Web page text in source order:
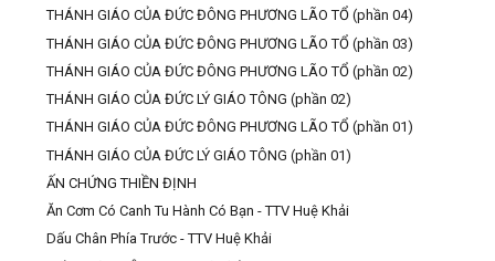
THÁNH GIÁO CỦA ĐỨC ĐÔNG PHƯƠNG LÃO TỔ (phần 04)
THÁNH GIÁO CỦA ĐỨC ĐÔNG PHƯƠNG LÃO TỔ (phần 03)
THÁNH GIÁO CỦA ĐỨC ĐÔNG PHƯƠNG LÃO TỔ (phần 02)
THÁNH GIÁO CỦA ĐỨC LÝ GIÁO TÔNG (phần 02)
THÁNH GIÁO CỦA ĐỨC ĐÔNG PHƯƠNG LÃO TỔ (phần 01)
THÁNH GIÁO CỦA ĐỨC LÝ GIÁO TÔNG (phần 01)
ẤN CHỨNG THIỀN ĐỊNH
Ăn Cơm Có Canh Tu Hành Có Bạn - TTV Huệ Khải
Dấu Chân Phía Trước - TTV Huệ Khải